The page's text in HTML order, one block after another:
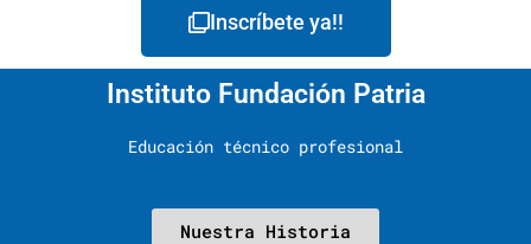
Inscríbete ya!!
Instituto Fundación Patria
Educación técnico profesional
Nuestra Historia